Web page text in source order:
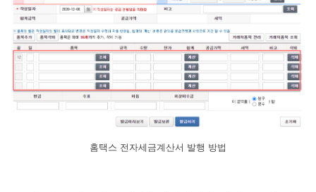
홈택스 전자세금계산서 발행 방법